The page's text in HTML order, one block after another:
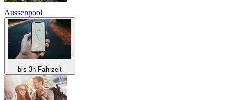
Aussenpool
bis 3h Fahrzeit